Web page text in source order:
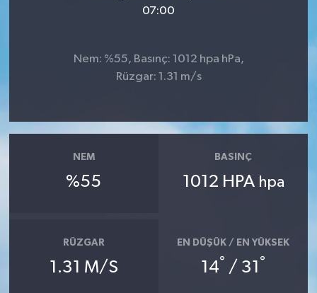
07:00
Nem: %55, Basınç: 1012 hpa hPa,
Rüzgar: 1.31 m/s
NEM
%55
BASINÇ
1012 HPA hpa
RÜZGAR
1.31 M/S
EN DÜŞÜK / EN YÜKSEK
14° / 31 °